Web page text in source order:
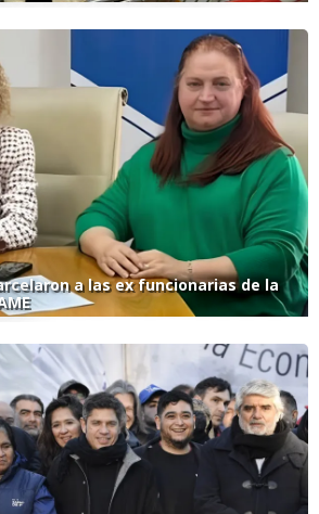
a las ex funcionarias de la